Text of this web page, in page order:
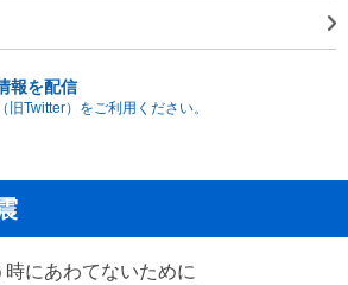
報を配信
旧Twitter）をご利用ください。
時にあわてないために